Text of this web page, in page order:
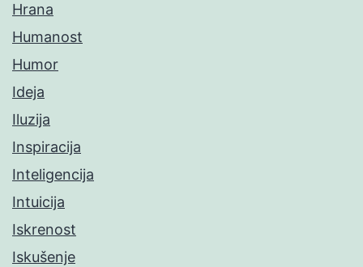
Hrana
Humanost
Humor
Ideja
Iluzija
Inspiracija
Inteligencija
Intuicija
Iskrenost
Iskušenje